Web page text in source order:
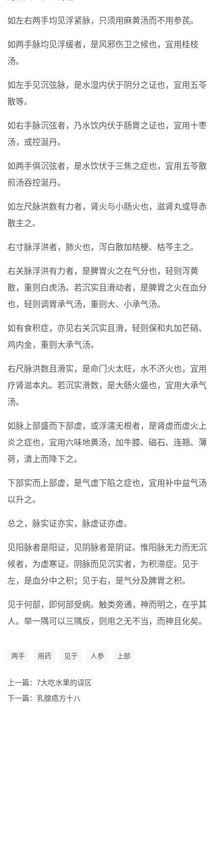
如左右两手均见浮紧脉，只须用麻黄汤而不用参芪。
如两手脉均见浮缓者，是风邪伤卫之候也，宜用桂枝
汤。
如左手见沉弦脉，是水湿内伏于阴分之证也，宜用五苓
散等。
如右手脉沉弦者，乃水饮内伏于肠胃之证也，宜用十枣
汤，或控涎丹。
如两手俱沉弦者，是水饮伏于三焦之症也，宜用五苓散
煎汤吞控涎丹。
如左尺脉洪数有力者，肾火与小肠火也，滋肾丸或导赤
散主之。
右寸脉浮洪者，肺火也，泻白散加桔梗、枯芩主之。
右关脉浮洪有力者，是脾胃火之在气分也，轻则泻黄
散，重则白虎汤。若沉实且滑动者，是脾胃之火在血分
也，轻则调胃承气汤，重则大、小承气汤。
如有食积症，亦见右关沉实且滑，轻则保和丸加芒硝、
鸡内金，重则大承气汤。
右尺脉洪数且滑实，是命门火太旺，水不济火也，宜用
疗肾滋本丸。若沉实滑数，是大肠火盛也，宜用大承气
汤。
如脉上部盛而下部虚，或浮濡无根者，是肾虚而虚火上
炎之症也，宜用六味地黄汤，加牛膝、磁石、连翘、薄
荷，清上而降下之。
下部实而上部虚，是气虚下陷之症也，宜用补中益气汤
以升之。
总之，脉实证亦实，脉虚证亦虚。
见阳脉者是阳证，见阴脉者是阴证。惟阳脉无力而无沉
候者，为虚寒证。阴脉而见沉实者，为积滞症。见于
左，是血分中之积；见于右，是气分及脾胃之积。
见于何部，即何部受病。触类旁通，神而明之，在乎其
人。举一隅可以三隅反，则用之无不当，而神且化矣。
两手 用药 见于 人参 上部
上一篇： 7大吃水果的误区
下一篇： 乳腺癌方十八